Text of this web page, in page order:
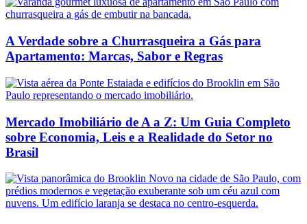
A Verdade sobre a Churrasqueira a Gás para
Apartamento: Marcas, Sabor e Regras
Mercado Imobiliário de A a Z: Um Guia Completo
sobre Economia, Leis e a Realidade do Setor no
Brasil